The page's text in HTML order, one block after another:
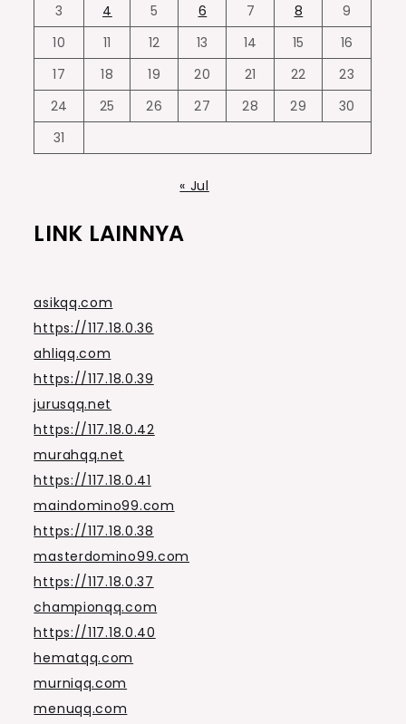
3
4 5 6 7 8
9
10
11 12 13 14 15
16
17
18 19 20 21 22
23
24
25 26 27 28 29
30
31
« Jul
LINK LAINNYA
asikqq.com
https://117.18.0.36
ahliqq.com
https://117.18.0.39
jurusqq.net
https://117.18.0.42
murahqq.net
https://117.18.0.41
maindomino99.com
https://117.18.0.38
masterdomino99.com
https://117.18.0.37
championqq.com
https://117.18.0.40
hematqq.com
murniqq.com
menuqq.com